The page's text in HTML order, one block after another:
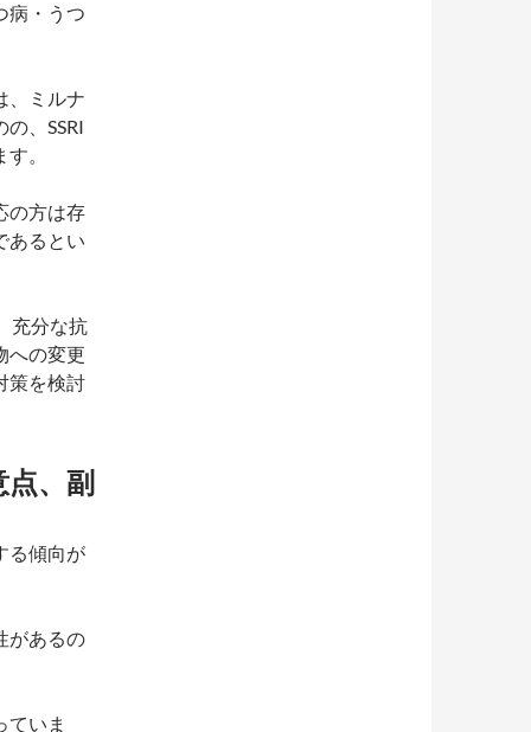
病・うつ
、ミルナ
、SSRI
。
の方は存
あるとい
充分な抗
への変更
策を検討
、副
る傾向が
があるの
いま